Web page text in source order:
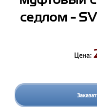
седлом -
Цена: